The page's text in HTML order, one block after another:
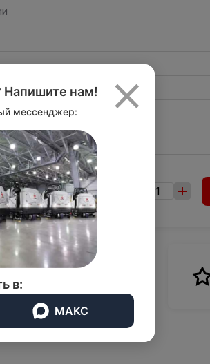
₽
доставка до
компании
×
Напишите нам!
мессенджер:
в:
МАКС